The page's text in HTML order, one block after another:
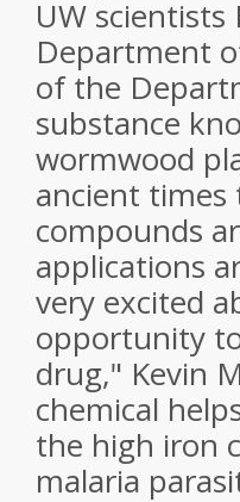
UW
Department
of the
substance
wormwood
ancient
compounds
applications
very excited
opportunity
drug," Kevin
chemical
the high iron
malaria